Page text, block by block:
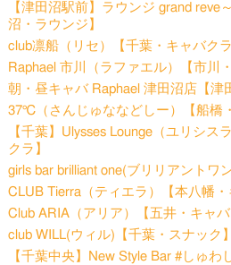
【津田沼駅前】ラウンジ grand reve
沼・ラウンジ】
club凛船（リセ）【千葉・キャバクラ
Raphael 市川（ラファエル）【市川
朝・昼キャバ Raphael 津田沼店【津
37℃（さんじゅななどしー）【船橋
【千葉】Ulysses Lounge（ユリシス
クラ】
girls bar brilliant one(ブリリアントワ
CLUB Tierra（ティエラ）【本八幡・
Club ARIA（アリア）【五井・キャバ
club WILL(ウィル)【千葉・スナック】
【千葉中央】New Style Bar #しゅ